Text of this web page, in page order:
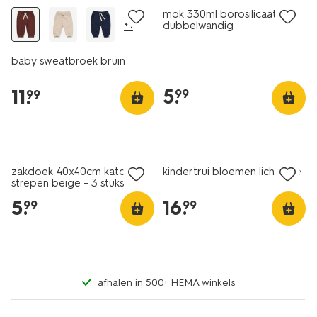
+1
baby sweatbroek bruin
11.
99
mok 330ml borosilicaatglas
dubbelwandig
5.
99
zakdoek 40x40cm katoen
strepen beige - 3 stuks
5.
99
kindertrui bloemen lichtroze
16.
99
afhalen in 500+ HEMA winkels